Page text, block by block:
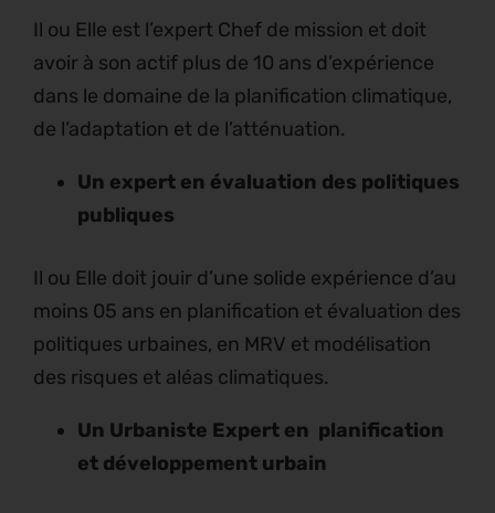
Il ou Elle est l’expert Chef de mission et doit
avoir à son actif plus de 10 ans d’expérience
dans le domaine de la planification climatique,
de l’adaptation et de l’atténuation.
Un expert en évaluation des politiques
publiques
Il ou Elle doit jouir d’une solide expérience d’au
moins 05 ans en planification et évaluation des
politiques urbaines, en MRV et modélisation
des risques et aléas climatiques.
Un Urbaniste Expert en planification
et développement urbain